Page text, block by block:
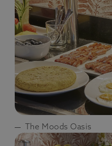
The Moods Oasis